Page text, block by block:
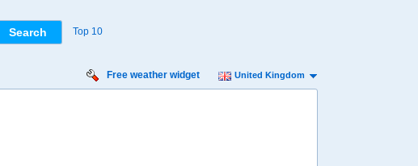
Top 10
Free weather widget United Kingdom